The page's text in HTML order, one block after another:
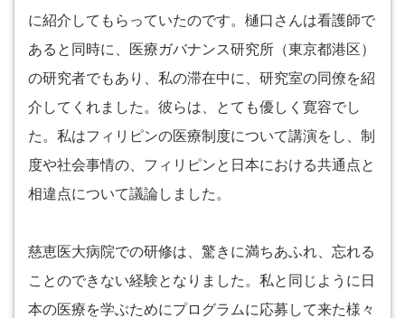
に紹介してもらっていたのです。樋口さんは看護師で
あると同時に、医療ガバナンス研究所（東京都港区）
の研究者でもあり、私の滞在中に、研究室の同僚を紹
介してくれました。彼らは、とても優しく寛容でし
た。私はフィリピンの医療制度について講演をし、制
度や社会事情の、フィリピンと日本における共通点と
相違点について議論しました。
慈恵医大病院での研修は、驚きに満ちあふれ、忘れる
ことのできない経験となりました。私と同じように日
本の医療を学ぶためにプログラムに応募して来た様々